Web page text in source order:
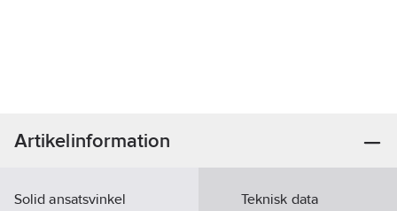
Artikelinformation
Solid ansatsvinkel
Teknisk data